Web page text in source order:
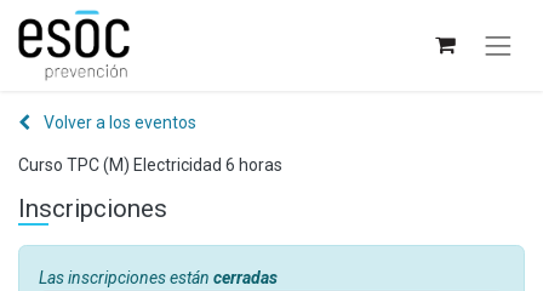
Volver a los eventos
Curso TPC (M) Electricidad 6 horas
Inscripciones
Las inscripciones están cerradas